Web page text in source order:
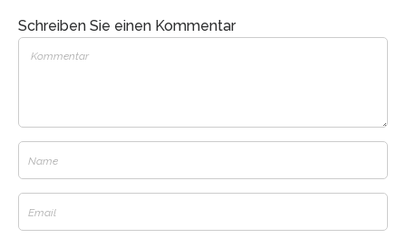
Schreiben Sie einen Kommentar